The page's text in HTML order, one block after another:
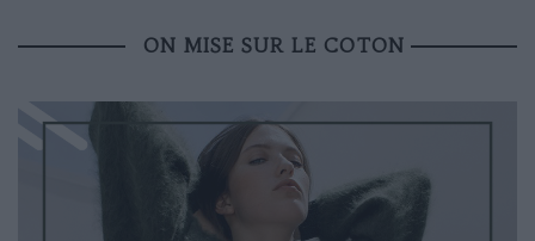
ON MISE SUR LE COTON